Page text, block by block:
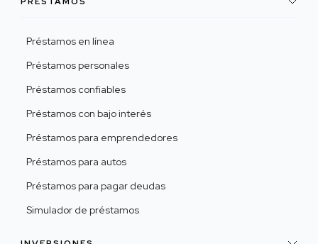
Préstamos en línea
Préstamos personales
Préstamos confiables
Préstamos con bajo interés
Préstamos para emprendedores
Préstamos para autos
Préstamos para pagar deudas
Simulador de préstamos